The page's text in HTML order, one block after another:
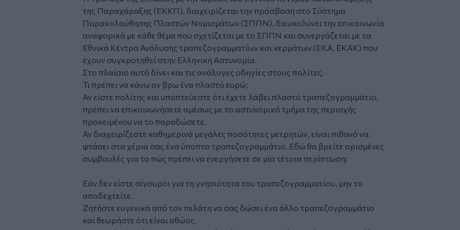
της Παραχάραξης (ΕΚΚΠ), διαχειρίζεται την πρόσβαση στο Σύστημα
Παρακολούθησης Πλαστών Νομισμάτων (ΣΠΠΝ), ​διευκολύνει την επικοινωνία
αναφορικά με κάθε θέμα που σχετίζεται με το ΣΠΠΝ και συνεργάζεται με τα
Εθνικά Κέντρα Ανάλυσης τραπεζογραμματίων και κερμάτων (ΕΚΑ, ΕΚΑΚ) που
έχουν συγκροτηθεί στην Ελληνική Αστυνομία.
Στο πλαίσιο αυτό δίνει και τις ανάλογες οδηγίες στους πολίτες.
Τι πρέπει να κάνω αν βρω ένα πλαστό ευρώ;
Αν είστε πολίτης και υποπτεύεστε ότι έχετε λάβει πλαστό τραπεζογραμμάτιο,
πρέπει να επικοινωνήσετε αμέσως με το αστυνομικό τμήμα της περιοχής
προκειμένου να το παραδώσετε.
Αν διαχειρίζεστε καθημερινά μεγάλες ποσότητες μετρητών, είναι πιθανό να
φτάσει στα χέρια σας ένα ύποπτο τραπεζογραμμάτιο. Εδώ θα βρείτε ορισμένες
συμβουλές για το πώς πρέπει να ενεργήσετε σε μία τέτοια περίπτωση:
Εάν δεν είστε σίγουροι για τη γνησιότητα του τραπεζογραμματίου, μην το
αποδεχτείτε.
Ζητήστε ευγενικά από τον πελάτη να σας δώσει ένα άλλο τραπεζογραμμάτιο
και θεωρήστε ότι είναι αθώος.